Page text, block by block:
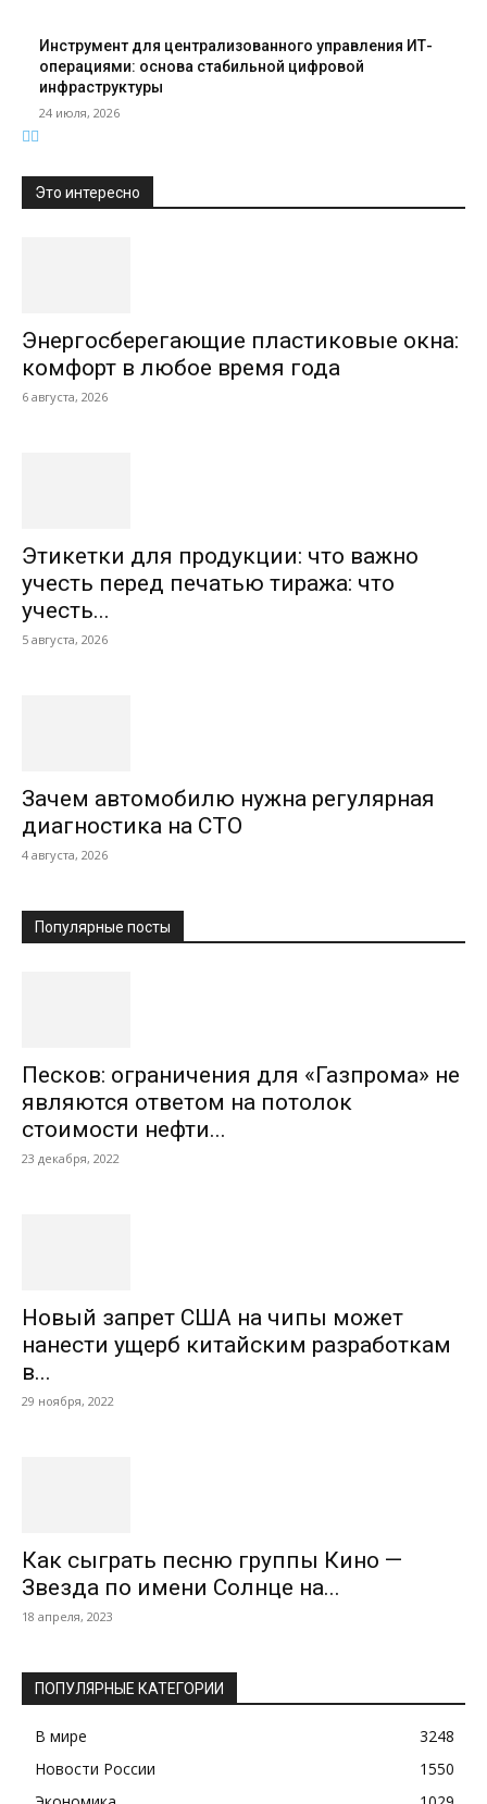
Инструмент для централизованного управления ИТ-
операциями: основа стабильной цифровой
инфраструктуры
24 июля, 2026
Это интересно
Энергосберегающие пластиковые окна:
комфорт в любое время года
6 августа, 2026
Этикетки для продукции: что важно
учесть перед печатью тиража: что
учесть...
5 августа, 2026
Зачем автомобилю нужна регулярная
диагностика на СТО
4 августа, 2026
Популярные посты
Песков: ограничения для «Газпрома» не
являются ответом на потолок
стоимости нефти...
23 декабря, 2022
Новый запрет США на чипы может
нанести ущерб китайским разработкам
в...
29 ноября, 2022
Как сыграть песню группы Кино —
Звезда по имени Солнце на...
18 апреля, 2023
ПОПУЛЯРНЫЕ КАТЕГОРИИ
В мире
3248
Новости России
1550